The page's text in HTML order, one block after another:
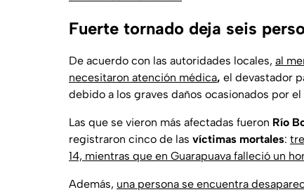
Fuerte tornado deja seis
De acuerdo con las autoridades locales, al
necesitaron atención médica, el devastador
debido a los graves daños ocasionados por el
Las que se vieron más afectadas fueron Río
registraron cinco de las víctimas mortales:
14, mientras que en Guarapuava falleció un
Además, una persona se encuentra